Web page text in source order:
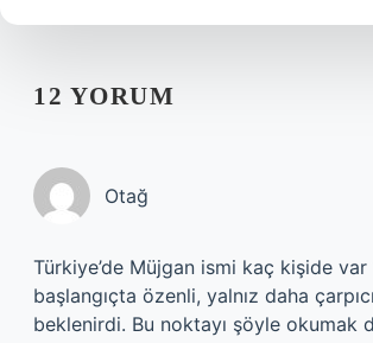
12 YORUM
Otağ
Türkiye’de Müjgan ismi kaç kişide var
başlangıçta özenli, yalnız daha
beklenirdi. Bu noktayı şöyle okumak